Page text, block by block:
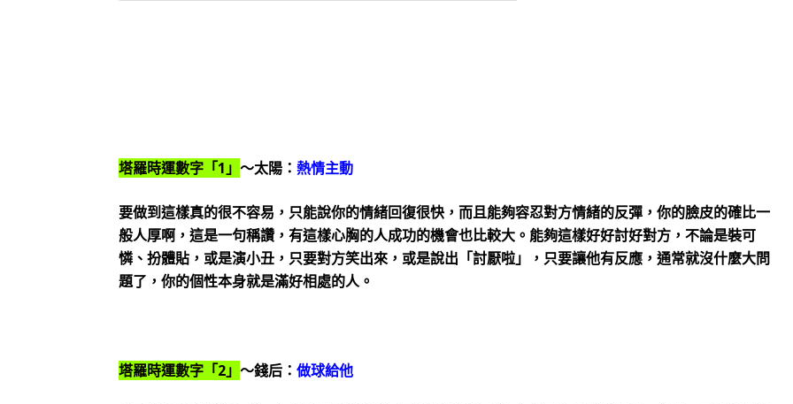
塔羅時運數字「1」～太陽：熱情主動
要做到這樣真的很不容易，只能說你的情緒回復很快，而且能夠容忍對方情緒的反彈，你的臉皮的確比一
般人厚啊，這是一句稱讚，有這樣心胸的人成功的機會也比較大。能夠這樣好好討好對方，不論是裝可
憐、扮體貼，或是演小丑，只要對方笑出來，或是說出「討厭啦」，只要讓他有反應，通常就沒什麼大問
題了，你的個性本身就是滿好相處的人。
塔羅時運數字「2」～錢后：做球給他